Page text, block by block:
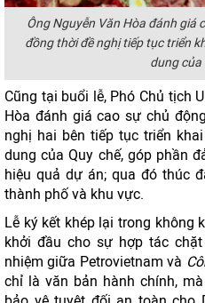
Ông Nguyễn Văn Hòa đánh giá
đồng thời đề nghị tiếp tục triển
dung của
Cũng tại buổi lễ, Phó Chủ tịch
Hòa đánh giá cao sự chủ
nghị hai bên tiếp tục triển
dung của Quy chế, góp phần
hiệu quả dự án; qua đó thúc
thành phố và khu vực.
Lễ ký kết khép lại trong không
khởi đầu cho sự hợp tác
nhiệm giữa Petrovietnam và
chỉ là văn bản hành chính,